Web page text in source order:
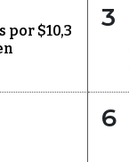
por $10,3
3
6